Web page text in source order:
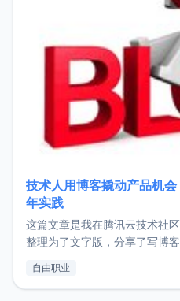
技术人用博客撬动产品机
年实践
这篇文章是我在腾讯云技术社
整理为了文字版，分享了写博
了我的首个产品ImgURL的真
自由职业